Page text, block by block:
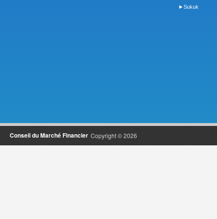
►Sukuk
Copyright © 2026
Conseil du Marché Financier